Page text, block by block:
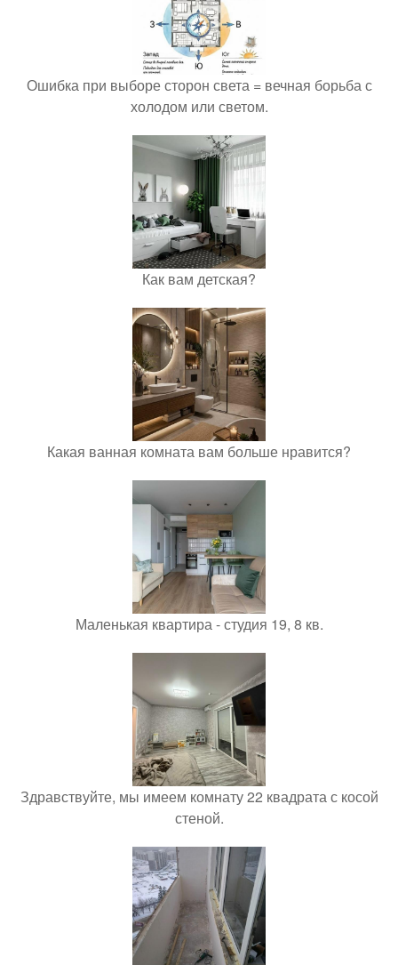
Ошибка при выборе сторон света = вечная борьба с
холодом или светом.
Как вам детская?
Какая ванная комната вам больше нравится?
Маленькая квартира - студия 19, 8 кв.
Здравствуйте, мы имеем комнату 22 квадрата с косой
стеной.